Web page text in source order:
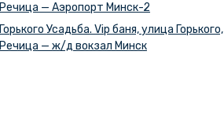
Речица — Аэропорт Минск-2
Горького Усадьба. Vip баня, улица Горького,
Речица — ж/д вокзал Минск